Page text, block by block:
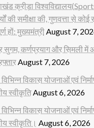
क्रीड़ा
की समीक्षा की, गुणवत्ता से कोई
हों: मुख्यमंत्री August 7,
सुगम, कर्णप्रयाग और सिमली में
August 7, 2026
विकास योजनाओं एवं
स्वीकृति August 6, 2026
विकास योजनाओं एवं
स्वीकृति। August 6, 2026